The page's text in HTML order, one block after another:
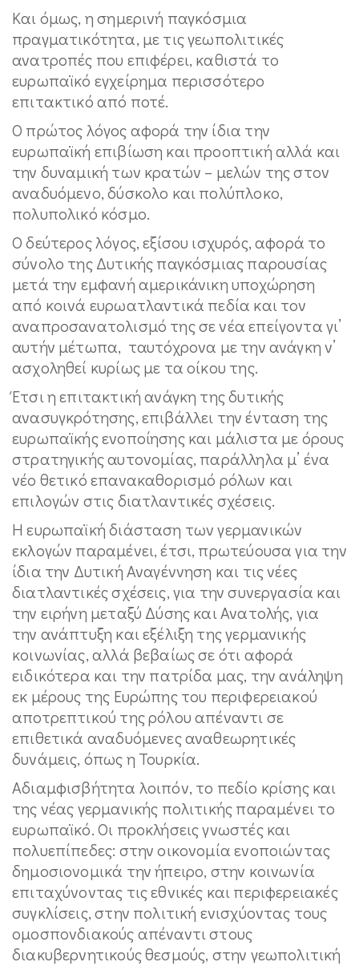
Και όμως, η σημερινή παγκόσμια
πραγματικότητα, με τις γεωπολιτικές
ανατροπές που επιφέρει, καθιστά το
ευρωπαϊκό εγχείρημα περισσότερο
επιτακτικό από ποτέ.
Ο πρώτος λόγος αφορά την ίδια την
ευρωπαϊκή επιβίωση και προοπτική αλλά και
την δυναμική των κρατών – μελών της στον
αναδυόμενο, δύσκολο και πολύπλοκο,
πολυπολικό κόσμο.
Ο δεύτερος λόγος, εξίσου ισχυρός, αφορά το
σύνολο της Δυτικής παγκόσμιας παρουσίας
μετά την εμφανή αμερικάνικη υποχώρηση
από κοινά ευρωατλαντικά πεδία και τον
αναπροσανατολισμό της σε νέα επείγοντα γι’
αυτήν μέτωπα, ταυτόχρονα με την ανάγκη ν’
ασχοληθεί κυρίως με τα οίκου της.
Έτσι η επιτακτική ανάγκη της δυτικής
ανασυγκρότησης, επιβάλλει την ένταση της
ευρωπαϊκής ενοποίησης και μάλιστα με όρους
στρατηγικής αυτονομίας, παράλληλα μ’ ένα
νέο θετικό επανακαθορισμό ρόλων και
επιλογών στις διατλαντικές σχέσεις.
Η ευρωπαϊκή διάσταση των γερμανικών
εκλογών παραμένει, έτσι, πρωτεύουσα για την
ίδια την Δυτική Αναγέννηση και τις νέες
διατλαντικές σχέσεις, για την συνεργασία και
την ειρήνη μεταξύ Δύσης και Ανατολής, για
την ανάπτυξη και εξέλιξη της γερμανικής
κοινωνίας, αλλά βεβαίως σε ότι αφορά
ειδικότερα και την πατρίδα μας, την ανάληψη
εκ μέρους της Ευρώπης του περιφερειακού
αποτρεπτικού της ρόλου απέναντι σε
επιθετικά αναδυόμενες αναθεωρητικές
δυνάμεις, όπως η Τουρκία.
Αδιαμφισβήτητα λοιπόν, το πεδίο κρίσης και
της νέας γερμανικής πολιτικής παραμένει το
ευρωπαϊκό. Οι προκλήσεις γνωστές και
πολυεπίπεδες: στην οικονομία ενοποιώντας
δημοσιονομικά την ήπειρο, στην κοινωνία
επιταχύνοντας τις εθνικές και περιφερειακές
συγκλίσεις, στην πολιτική ενισχύοντας τους
ομοσπονδιακούς απέναντι στους
διακυβερνητικούς θεσμούς, στην γεωπολιτική